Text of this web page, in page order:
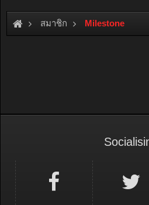
สมาชิก Milestone